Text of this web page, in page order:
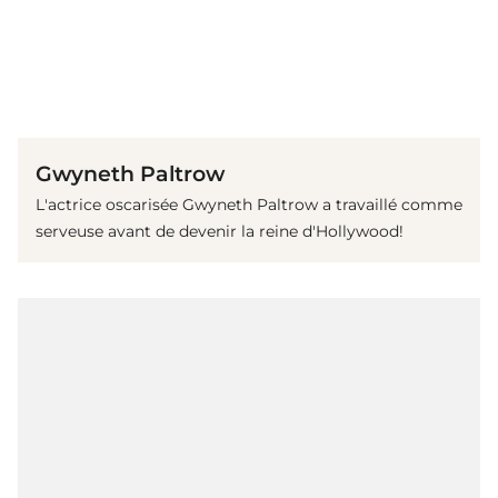
Gwyneth Paltrow
L'actrice oscarisée Gwyneth Paltrow a travaillé comme
serveuse avant de devenir la reine d'Hollywood!